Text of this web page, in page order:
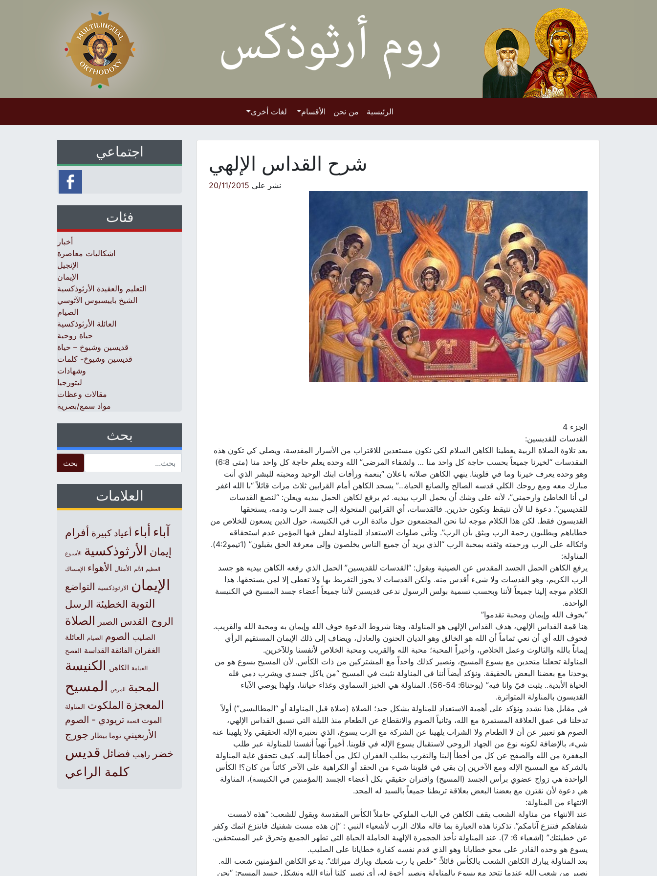
الرئيسية من نحن الأقسام لغات أخرى
شرح القداس الإلهي
نشر على 20/11/2015
الجزء 4
القدسات للقديسين:
بعد تلاوة الصلاة الربية يعطينا الكاهن السلام لكي نكون مستعدين للاقتراب من الأسرار المقدسة، ويصلي كي تكون هذه
المقدسات “لخيرنا جميعاً بحسب حاجة كل واحد منا … ولشفاء المرضى” الله وحده يعلم حاجة كل واحد منا (متى 6:8)
وهو وحده يعرف خيرنا وما في قلوبنا. ينهي الكاهن صلاته باعلان “بنعمة ورأفات ابنك الوحيد ومحبته للبشر الذي أنت
مبارك معه ومع روحك الكلي قدسه الصالح والصانع الحياة…” يسجد الكاهن أمام القرابين ثلاث مرات قائلاً “با الله اغفر
لي أنا الخاطئ وارحمني”، لأنه على وشك أن يحمل الرب بيديه. ثم يرفع لكاهن الحمل بيديه ويعلن: “لنصغ القدسات
للقديسين”. دعوة لنا لأن نتيقظ ونكون حذرين. فالقدسات، أي القرابين المتحولة إلى جسد الرب ودمه، يستحقها
القديسون فقط. لكن هذا الكلام موجه لنا نحن المجتمعون حول مائدة الرب في الكنيسة، حول الذين يسعون للخلاص من
خطاياهم ويطلبون رحمة الرب ويثق بأن الرب”. وتأتي صلوات الاستعداد للمناولة ليعلن فيها المؤمن عدم استحقاقه
واتكاله على الرب ورحمته وثقته بمحبة الرب “الذي يريد أن جميع الناس يخلصون وإلى معرفة الحق يقبلون” (1تيمو4:2).
المناولة:
يرفع الكاهن الحمل الجسد المقدس عن الصينية ويقول: “القدسات للقديسين” الحمل الذي رفعه الكاهن بيديه هو جسد
الرب الكريم، وهو القدسات ولا شيء أقدس منه. ولكن القدسات لا يجوز التفريط بها ولا تعطى إلا لمن يستحقها. هذا
الكلام موجه إلينا جميعاً لأننا وبحسب تسمية بولس الرسول ندعى قديسين لأننا جميعاً أعضاء جسد المسيح في الكنيسة
الواحدة.
“بخوف الله وإيمان ومحبة تقدموا”
هنا قمة القداس الإلهي، هدف القداس الإلهي هو المناولة، وهنا شروط الدعوة خوف الله وإيمان به ومحبة الله والقريب.
فخوف الله أي أن نعي تماماً أن الله هو الخالق وهو الديان الحنون والعادل، ويضاف إلى ذلك الإيمان المستقيم الرأي
إيماناً بالله والثالوث وعمل الخلاص، وأخيراً المحبة؛ محبة الله والقريب ومحبة الخلاص لأنفسنا وللآخرين.
المناولة تجعلنا متحدين مع يسوع المسيح، ونصير كذلك واحداً مع المشتركين من ذات الكأس. لأن المسيح يسوع هو من
يوحدنا مع بعضنا البعض بالحقيقة. ونؤكد أيضاً أننا في المناولة نثبت في المسيح “من ياكل جسدي ويشرب دمي فله
الحياة الأبدية.. يثبت فيّ وانا فيه” (يوحنا6: 54-56). المناولة هي الخبز السماوي وغذاء حياتنا، ولهذا يوصي الآباء
القديسون بالمناولة المتواترة.
في مقابل هذا نشدد ونؤكد على أهمية الاستعداد للمناولة بشكل جيد؛ الصلاة (صلاة قبل المناولة أو “المطالبسي”) أولاً
تدخلنا في عمق العلاقة المستمرة مع الله، وثانياً الصوم والانقطاع عن الطعام منذ الليلة التي تسبق القداس الإلهي،
الصوم هو تعبير عن أن لا الطعام ولا الشراب يلهينا عن الشركة مع الرب يسوع، الذي نعتبره الإله الحقيقي ولا يلهينا عنه
شيء، بالإضافة لكونه نوع من الجهاد الروحي لاستقبال يسوع الإله في قلوبنا. أخيراً نهيأ أنفسنا للمناولة عبر طلب
المغفرة من الله والصفح عن كل من أخطأ إلينا والتقرب بطلب الغفران لكل من أخطأنا إليه. كيف تتحقق غاية المناولة
بالشركة مع المسيح الإله ومع الآخرين إن بقي في قلوبنا شيء من الحقد أو الكراهية على الآخر كائناً من كان؟! الكأس
الواحدة هي زواج عضوي برأس الجسد (المسيح) واقتران حقيقي بكل أعضاء الجسد (المؤمنين في الكنيسة)، المناولة
هي دعوة لأن نقترن مع بعضنا البعض بعلاقة تربطنا جميعاً بالسيد له المجد.
الانتهاء من المناولة:
عند الانتهاء من مناولة الشعب يقف الكاهن في الباب الملوكي حاملاً الكأس المقدسة ويقول للشعب: “هذه لامست
شفاهكم فتنزع آثامكم”. تذكرنا هذه العبارة بما قاله ملاك الرب لأشعياء النبي : “إن هذه مست شفتيك فانتزع اثمك وكفر
عن خطيئتك” (اشعياء 6: 7). عند المناولة نأخذ الججمرة الإلهية الحاملة الحياة التي تطهر الجميع وتحرق غير المستحقين.
يسوع هو وحده القادر على محو خطايانا وهو الذي قدم نفسه كفارة خطايانا على الصليب.
بعد المناولة يبارك الكاهن الشعب بالكأس قائلاً: “خلص يا رب شعبك وبارك ميراثك”. يدعو الكاهن المؤمنين شعب الله.
نصير من شعب الله عندما نتحد مع يسوع بالمناولة ونصير أخوة له، أي نصير كلنا أبناء الله ونشكل جسد المسيح: “نحن
اجتماعي
فئات
أخبار
اشكاليات معاصرة
الإنجيل
الإيمان
التعليم والعقيدة الأرثوذكسية
الشيخ باييسيوس الآثوسي
الصيام
العائلة الأرثوذكسية
حياة روحية
قديسين وشيوخ – حياة
قديسين وشيوخ- كلمات
وشهادات
ليتورجيا
مقالات وعظات
مواد سمع/بصرية
بحث
العلامات
آباء أباء أعياد كبيرة أفرام
إيمان الأرثوذكسية الأسبوع
العظيم الألم الأمثال الأهواء الإمساك
الإيمان الارثوذكسية التواضع
التوبة الخطيئة الرسل
الروح القدس الصبر الصلاة
الصليب الصوم الصيام العائلة
الغفران الفائقة القداسة الفصح
القيامة الكاهن الكنيسة
المحبة المرض المسيح
المعجزة الملكوت المناولة
الموت النعمة تريودي - الصوم
الأربعيني توما بيطار جورج
خضر راهب فضائل قديس
كلمة الراعي